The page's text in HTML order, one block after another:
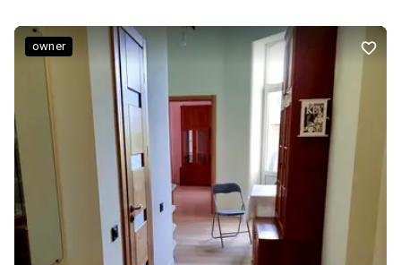
Територія огородження, вїзд на територію автоматизований,
паркомісце, відеоспостереження по периметру будинку. Поруч з
будинком: ТЦ Форум, дитячий садок, школа, супермаркети,
відділення нової пошти, аптеки, зупинка громадського
транспорту, тощо. Код обʼєкта: 5072
owner